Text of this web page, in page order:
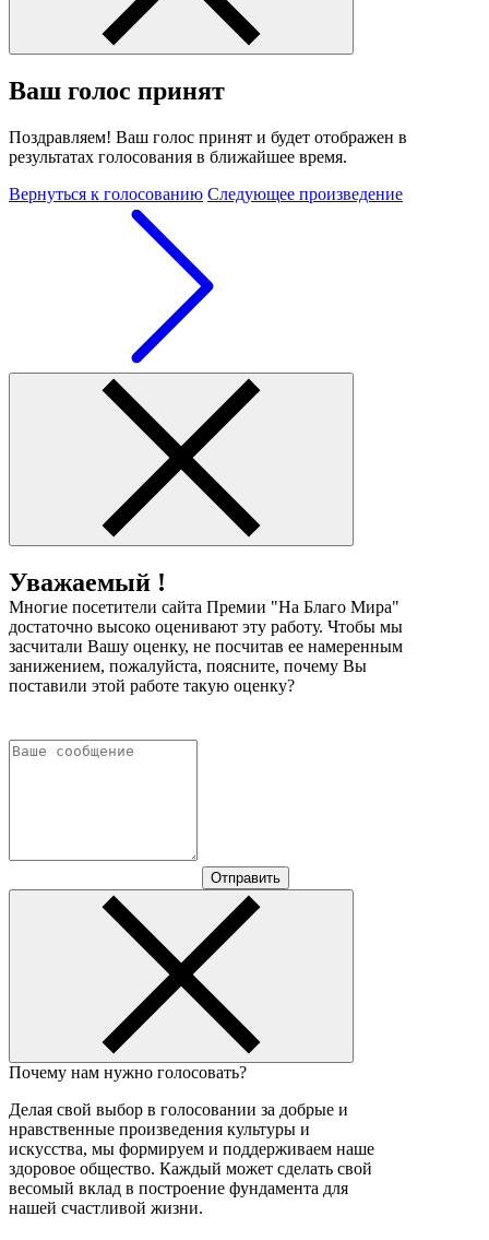
Ваш голос принят
Поздравляем! Ваш голос принят и будет отображен в
результатах голосования в ближайшее время.
Вернуться к голосованию Следующее произведение
Уважаемый !
Многие посетители сайта Премии "На Благо Мира"
достаточно высоко оценивают эту работу. Чтобы мы
засчитали Вашу оценку, не посчитав ее намеренным
занижением, пожалуйста, поясните, почему Вы
поставили этой работе такую оценку?
Отправить
Почему нам нужно голосовать?
Делая свой выбор в голосовании за добрые и
нравственные произведения культуры и
искусства, мы формируем и поддерживаем наше
здоровое общество. Каждый может сделать свой
весомый вклад в построение фундамента для
нашей счастливой жизни.